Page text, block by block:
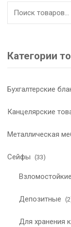
Категории
Бухгалтерские
Канцелярские
Металлическая
Сейфы (33)
Взломостойкие
Депозитные
Для хранения